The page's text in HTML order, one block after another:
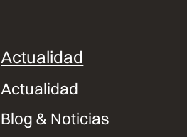
Actualidad
Actualidad
Blog & Noticias